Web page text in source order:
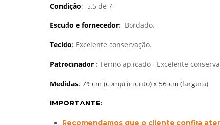
Condição: 5,5 de 7 -
Escudo e fornecedor: Bordado.
Tecido: Excelente conservação.
Patrocinador : Termo aplicado - Excelente
Medidas: 79 cm (comprimento) x 56 cm (largura)
IMPORTANTE:
Recomendamos que o cliente confira